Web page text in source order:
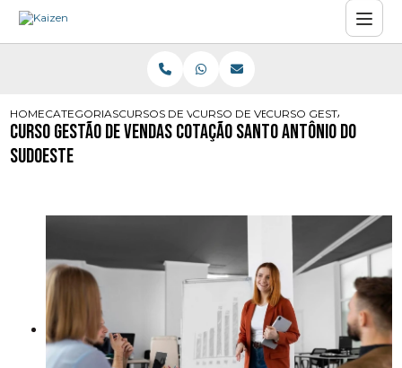
HOMECATEGORIASCURSOS DE VENDASCURSO DE VENDASCURSO GESTAO DE
Curso Gestão de Vendas Cotação Santo Antônio do
Sudoeste